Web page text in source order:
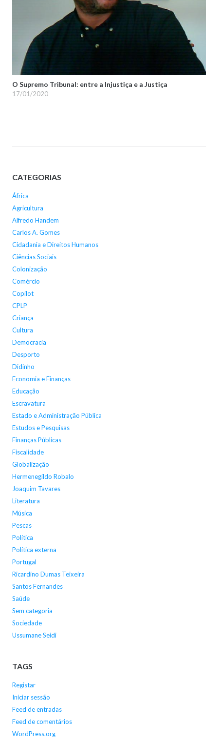
O Supremo Tribunal: entre a Injustiça e a Justiça
17/01/2020
CATEGORIAS
África
Agricultura
Alfredo Handem
Carlos A. Gomes
Cidadania e Direitos Humanos
Ciências Sociais
Colonização
Comércio
Copilot
CPLP
Criança
Cultura
Democracia
Desporto
Didinho
Economia e Finanças
Educação
Escravatura
Estado e Administração Pública
Estudos e Pesquisas
Finanças Públicas
Fiscalidade
Globalização
Hermenegildo Robalo
Joaquim Tavares
Literatura
Música
Pescas
Política
Política externa
Portugal
Ricardino Dumas Teixeira
Santos Fernandes
Saúde
Sem categoria
Sociedade
Ussumane Seidi
TAGS
Registar
Iniciar sessão
Feed de entradas
Feed de comentários
WordPress.org